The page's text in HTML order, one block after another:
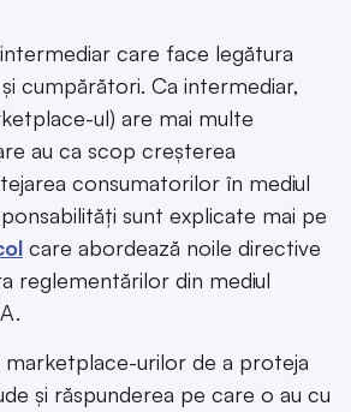
care face legătura
cumpărători. Ca intermediar,
ul) are mai multe
au ca scop creșterea
consumatorilor în mediul
sunt explicate mai pe
care abordează noile directive
reglementărilor din mediul
marketplace-urilor de a proteja
și răspunderea pe care o au cu